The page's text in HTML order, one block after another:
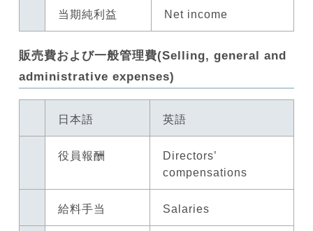
当期純利益 Net income
販売費および一般管理費(Selling, general and
administrative expenses)
日本語 英語
役員報酬
Directors’
compensations
給料手当 Salaries